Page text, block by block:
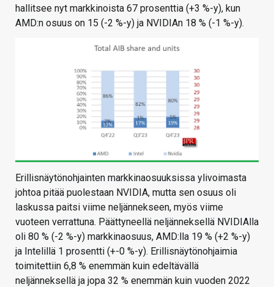
hallitsee nyt markkinoista 67 prosenttia (+3 %-y), kun
AMD:n osuus on 15 (-2 %-y) ja NVIDIAn 18 % (-1 %-y).
Erillisnäytönohjainten markkinaosuuksissa ylivoimasta
johtoa pitää puolestaan NVIDIA, mutta sen osuus oli
laskussa paitsi viime neljännekseen, myös viime
vuoteen verrattuna. Päättyneellä neljänneksellä NVIDIAlla
oli 80 % (-2 %-y) markkinaosuus, AMD:lla 19 % (+2 %-y)
ja Intelillä 1 prosentti (+-0 %-y). Erillisnäytönohjaimia
toimitettiin 6,8 % enemmän kuin edeltävällä
neljänneksellä ja jopa 32 % enemmän kuin vuoden 2022